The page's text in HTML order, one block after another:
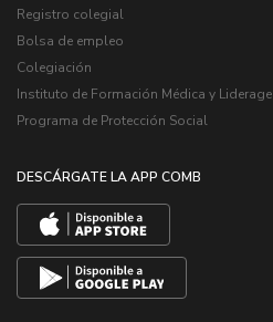
Registro colegial
Bolsa de empleo
Colegiación
Instituto de Formación Médica y Liderage
Programa de Protección Social
DESCÁRGATE LA APP COMB